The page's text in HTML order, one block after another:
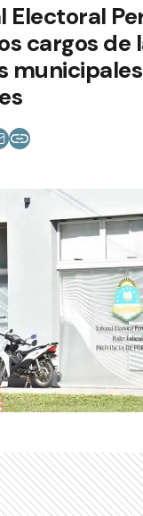
Electoral
cargos de